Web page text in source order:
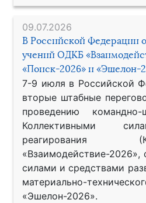
09.07.2026
В Российской Федерации
учений ОДКБ
«Поиск-2026» и «Эшелон-
7-9 июля в Российской
вторые штабные
проведению
Коллективными
«Взаимодействие-2026»,
силами и средствами
материально-
«Эшелон-2026».